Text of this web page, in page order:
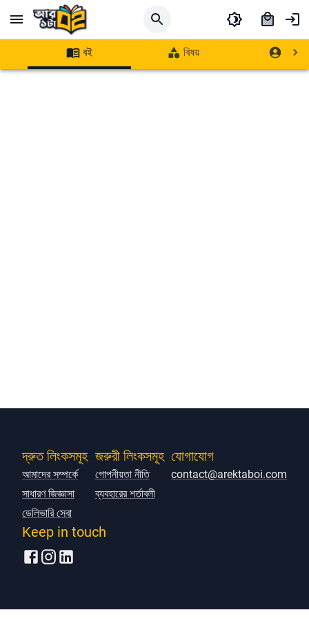
বই বিষয় লেখক
দ্রুত লিংকসমূহ
আমাদের সম্পর্কে
সাধারণ জিজ্ঞাসা
ডেলিভারি সেবা
জরুরী লিংকসমূহ
গোপনীয়তা নীতি
ব্যবহারের শর্তাবলী
যোগাযোগ
contact@arektaboi.com
Keep in touch